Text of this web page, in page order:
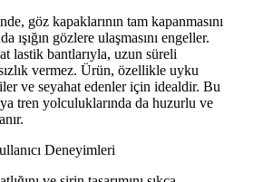
göz kapaklarının tam kapanmasını
ışığın gözlere ulaşmasını engeller.
lastik bantlarıyla, uzun süreli
vermez. Ürün, özellikle uyku
ve seyahat edenler için idealdir. Bu
tren yolculuklarında da huzurlu ve
Deneyimleri